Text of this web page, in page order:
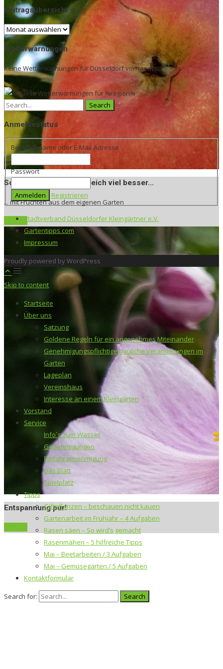
es doch gleich viel besser...
dem eigenen Garten
pur!
Beitragsübersicht
Beitragsübersicht
Wetterwarnungen
Keine Wetterwarnungen für Düsseldorf vorhanden!
Search
for:
Anmeldestatus
Benutzername oder E-Mail-Adresse
Passwort
Registrieren
Stadtverband Düsseldorfer Kleingärtner e.V.
Gartentipps.com
Impressum
Proudly powered by WordPress
Skip to content
Startseite
Über uns
Satzung
Goldene Regeln für ein angenehmes Miteinander
Genehmigungspflichtige bauliche Veränderungen im
Garten
Lageplan
Vereinshaus
Interesse an einem Kleingarten
Vorstand
Service
Info´s zum Wasser
Genehmigungen
Einfahrgenehmigung
Das Blatt
Spielplatz
Tipps
Giftpflanzen – beschauen nicht kauen
Gartenarbeit im Frühjahr – 4 Aufgaben
Rasen säen – So wird’s gemacht
Rasenmähen – 5 hilfreiche Tipps
Mai – Beetarbeiten / 3 Aufgaben
Mai – Gemüsegarten / 5 Aufgaben
Kontaktformular
Search for: